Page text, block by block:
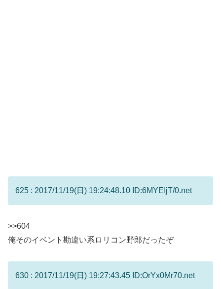
625 : 2017/11/19(日) 19:24:48.10 ID:6MYEIjT/0.net
>>604
俺そのイベント勘違い系ロリコン野郎だったぞ
630 : 2017/11/19(日) 19:27:43.45 ID:OrYx0Mr70.net